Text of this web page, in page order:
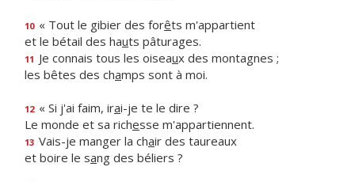
10 « Tout le gibier des forêts m'appartient
et le bétail des hauts pâturages.
11 Je connais tous les oiseaux des montagnes ;
les bêtes des champs sont à moi.
12 « Si j'ai faim, irai-je te le dire ?
Le monde et sa richesse m'appartiennent.
13 Vais-je manger la chair des taureaux
et boire le sang des béliers ?